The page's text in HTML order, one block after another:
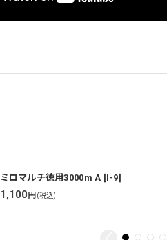
ミロマルチ徳用3000m A [I-9]
1,100円 (税込)